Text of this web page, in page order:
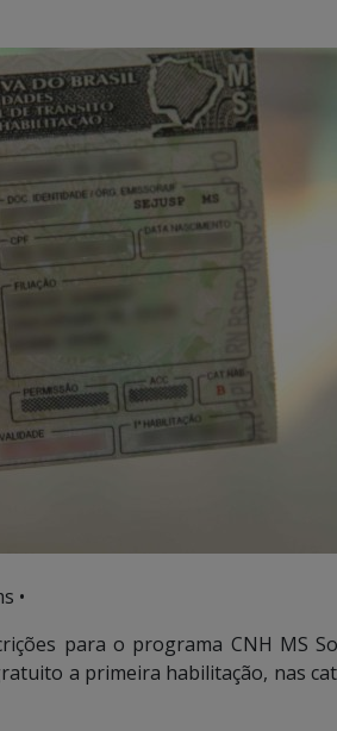
•
para o programa CNH MS
a primeira habilitação, nas